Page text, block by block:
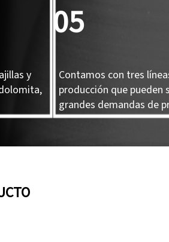
y
05
Contamos con tres
producción que pueden
grandes demandas de